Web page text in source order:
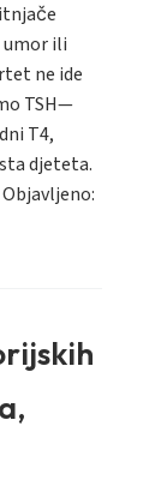
umor ili
ne ide
TSH—
T4,
djeteta.